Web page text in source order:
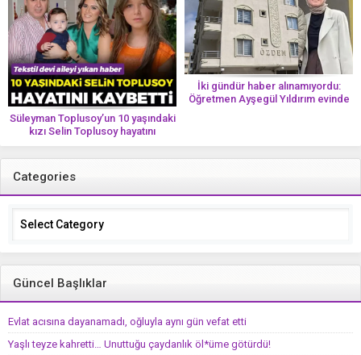
Süleyman Toplusoy’un 10 yaşındaki
kızı Selin Toplusoy hayatını
kaybetti! ‘Ah dünya güzeli melek’
İki gündür haber alınamıyordu:
Öğretmen Ayşegül Yıldırım evinde
Categories
Categories
Güncel Başlıklar
Evlat acısına dayanamadı, oğluyla aynı gün vefat etti
Yaşlı teyze kahretti… Unuttuğu çaydanlık öl*üme götürdü!